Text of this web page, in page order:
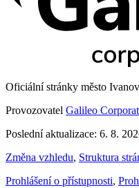
Oficiální stránky město
Provozovatel Galileo
Poslední aktualizace: 6. 8.
Změna vzhledu, Struktura
Prohlášení o přístupnosti,